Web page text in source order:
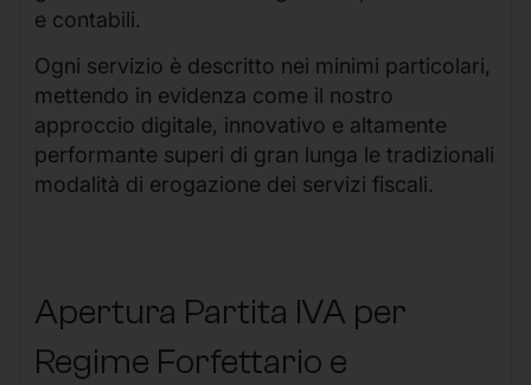
e contabili.
Ogni servizio è descritto nei minimi particolari,
mettendo in evidenza come il nostro
approccio digitale, innovativo e altamente
performante superi di gran lunga le tradizionali
modalità di erogazione dei servizi fiscali.
Apertura Partita IVA per
Regime Forfettario e